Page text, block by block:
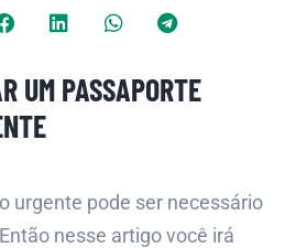
UM PASSAPORTE
urgente pode ser necessário
nesse artigo você irá